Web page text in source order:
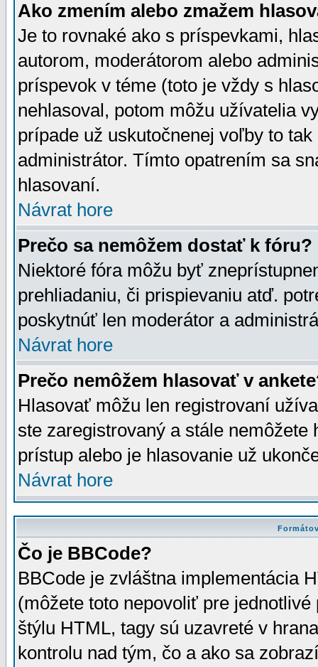
Ako zmením alebo zmažem
Je to rovnaké ako s príspevkami,
autorom, moderátorom alebo
príspevok v téme (toto je vždy s
nehlasoval, potom môžu užívatelia
prípade už uskutočnenej voľby to
administrátor. Tímto opatrením sa
hlasovaní.
Návrat hore
Prečo sa nemôžem dostať k fóru?
Niektoré fóra môžu byť
prehliadaniu, či prispievaniu atď.
poskytnúť len moderátor a
Návrat hore
Prečo nemôžem hlasovať v
Hlasovať môžu len registrovaní
ste zaregistrovaný a stále
prístup alebo je hlasovanie už
Návrat hore
Čo je BBCode?
BBCode je zvláštna implementácia
(môžete toto nepovoliť pre
štýlu HTML, tagy sú uzavreté v
kontrolu nad tým, čo a ako sa